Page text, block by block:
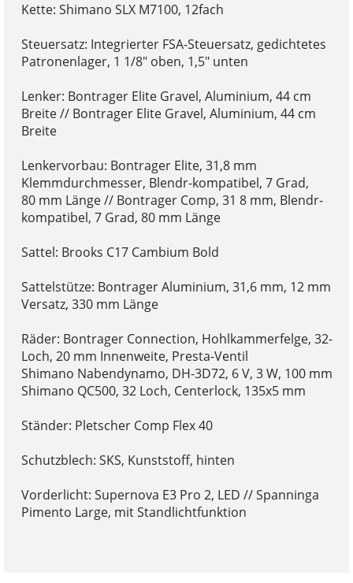
Kette: Shimano SLX M7100, 12fach
Steuersatz: Integrierter FSA-Steuersatz, gedichtetes
Patronenlager, 1 1/8" oben, 1,5" unten
Lenker: Bontrager Elite Gravel, Aluminium, 44 cm
Breite // Bontrager Elite Gravel, Aluminium, 44 cm
Breite
Lenkervorbau: Bontrager Elite, 31,8 mm
Klemmdurchmesser, Blendr-kompatibel, 7 Grad,
80 mm Länge // Bontrager Comp, 31 8 mm, Blendr-
kompatibel, 7 Grad, 80 mm Länge
Sattel: Brooks C17 Cambium Bold
Sattelstütze: Bontrager Aluminium, 31,6 mm, 12 mm
Versatz, 330 mm Länge
Räder: Bontrager Connection, Hohlkammerfelge, 32-
Loch, 20 mm Innenweite, Presta-Ventil
Shimano Nabendynamo, DH-3D72, 6 V, 3 W, 100 mm
Shimano QC500, 32 Loch, Centerlock, 135x5 mm
Ständer: Pletscher Comp Flex 40
Schutzblech: SKS, Kunststoff, hinten
Vorderlicht: Supernova E3 Pro 2, LED // Spanninga
Pimento Large, mit Standlichtfunktion